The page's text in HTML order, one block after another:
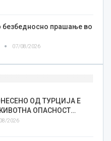
безбедносно прашање во
07/08/2026
ОД ТУРЦИЈА Е
ОПАСНОСТ…
2026